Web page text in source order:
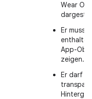
Wear
Er muss
App-
zeigen.
Er darf